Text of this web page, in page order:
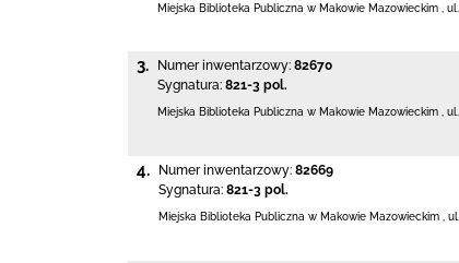
Miejska Biblioteka Publiczna w Makowie Mazowieckim
3. Numer inwentarzowy: 82670
Sygnatura: 821-3 pol.
Miejska Biblioteka Publiczna w Makowie Mazowieckim ,
4. Numer inwentarzowy: 82669
Sygnatura: 821-3 pol.
Miejska Biblioteka Publiczna w Makowie Mazowieckim